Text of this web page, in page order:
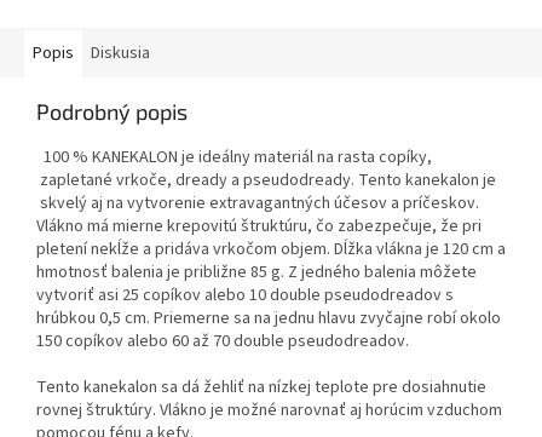
Popis Diskusia
Podrobný popis
100 % KANEKALON je ideálny materiál na rasta copíky,
zapletané vrkoče, dready a pseudodready. Tento kanekalon je
skvelý aj na vytvorenie extravagantných účesov a príčeskov.
Vlákno má mierne krepovitú štruktúru, čo zabezpečuje, že pri
pletení nekĺže a pridáva vrkočom objem. Dĺžka vlákna je 120 cm a
hmotnosť balenia je približne 85 g. Z jedného balenia môžete
vytvoriť asi 25 copíkov alebo 10 double pseudodreadov s
hrúbkou 0,5 cm. Priemerne sa na jednu hlavu zvyčajne robí okolo
150 copíkov alebo 60 až 70 double pseudodreadov.
Tento kanekalon sa dá žehliť na nízkej teplote pre dosiahnutie
rovnej štruktúry. Vlákno je možné narovnať aj horúcim vzduchom